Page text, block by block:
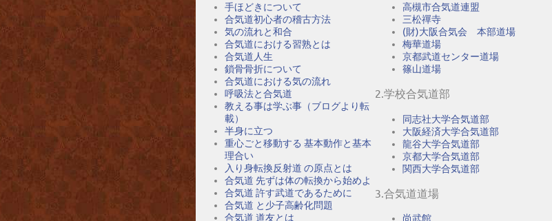
手ほどきについて
合気道初心者の稽古方法
気の流れと和合
合気道における習熟とは
合気道人生
鎖骨骨折について
合気道における気の流れ
呼吸法と合気道
教える事は学ぶ事（ブログより転
載）
半身に立つ
重心ごと移動する 基本動作と基本
理合い
入り身転換反射道 の原点とは
合気道 先ずは体の転換から始めよ
合気道 許す武道であるために
合気道 と少子高齢化問題
合気道 道友とは
高槻市合気道連盟
三松禪寺
(財)大阪合気会 本部道場
梅華道場
京都武道センター道場
篠山道場
2.学校合気道部
同志社大学合気道部
大阪経済大学合気道部
龍谷大学合気道部
京都大学合気道部
関西大学合気道部
3.合気道道場
尚武館